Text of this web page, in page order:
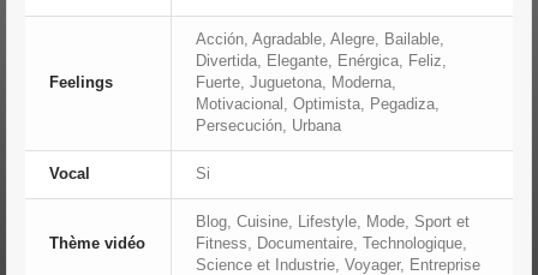
Feelings
Acción, Agradable, Alegre, Bailable,
Divertida, Elegante, Enérgica, Feliz,
Fuerte, Juguetona, Moderna,
Motivacional, Optimista, Pegadiza,
Persecución, Urbana
Vocal Si
Thème vidéo
Blog, Cuisine, Lifestyle, Mode, Sport et
Fitness, Documentaire, Technologique,
Science et Industrie, Voyager, Entreprise